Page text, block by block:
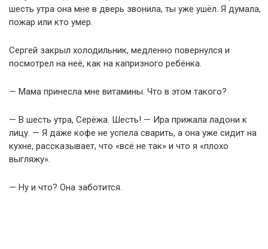
шесть утра она мне в дверь звонила, ты уже ушёл. Я думала,
пожар или кто умер.
Сергей закрыл холодильник, медленно повернулся и
посмотрел на неё, как на капризного ребёнка.
— Мама принесла мне витамины. Что в этом такого?
— В шесть утра, Серёжа. Шесть! — Ира прижала ладони к
лицу. — Я даже кофе не успела сварить, а она уже сидит на
кухне, рассказывает, что «всё не так» и что я «плохо
выгляжу».
— Ну и что? Она заботится.